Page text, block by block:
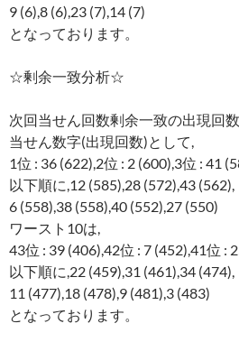
9 (6),8 (6),23 (7),14 (7)
となっております。
☆剰余一致分析☆
次回当せん回数剰余一致の出現回
当せん数字(出現回数)として,
1位 : 36 (622),2位 : 2 (600),3位 : 41
以下順に,12 (585),28 (572),43 (562),
6 (558),38 (558),40 (552),27 (550)
ワースト10は,
43位 : 39 (406),42位 : 7 (452),41位 :
以下順に,22 (459),31 (461),34 (474),
11 (477),18 (478),9 (481),3 (483)
となっております。